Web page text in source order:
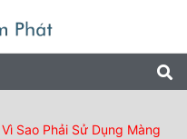
Sao Phải Sử Dụng Màng